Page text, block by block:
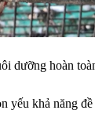
dưỡng hoàn
khả năng